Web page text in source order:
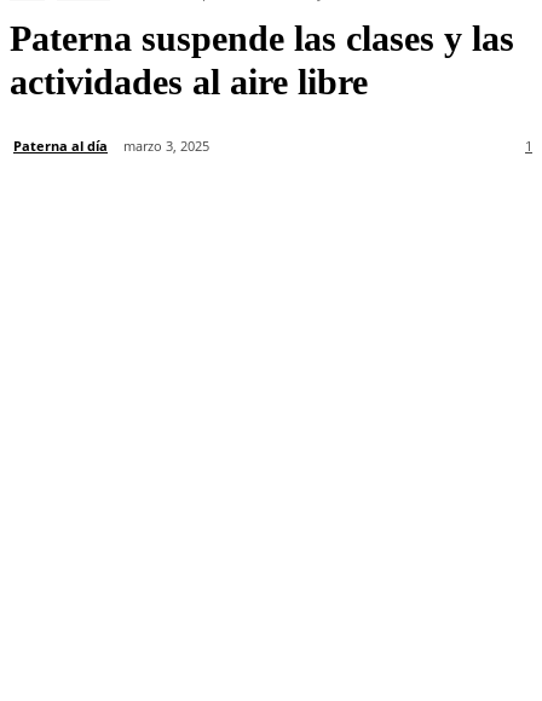
Paterna suspende las clases y las
actividades al aire libre
Paterna al día marzo 3, 2025 1